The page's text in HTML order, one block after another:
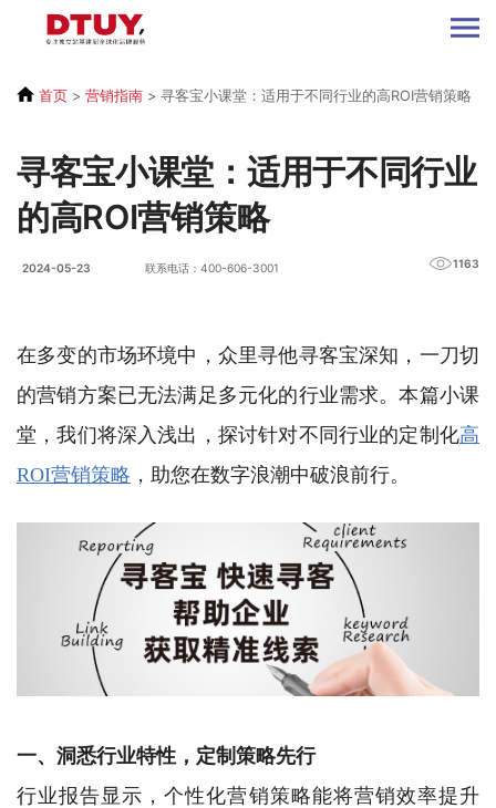
首页 > 营销指南 > 寻客宝小课堂：适用于不同行业的高ROI营销策略
寻客宝小课堂：适用于不同行业
的高ROI营销策略
2024-05-23 联系电话：400-606-3001 1163
在多变的市场环境中，众里寻他寻客宝深知，一刀切
的营销方案已无法满足多元化的行业需求。本篇小课
堂，我们将深入浅出，探讨针对不同行业的定制化高
ROI营销策略 ，助您在数字浪潮中破浪前行。
一、洞悉行业特性，定制策略先行
行业报告显示，个性化营销策略能将营销效率提升